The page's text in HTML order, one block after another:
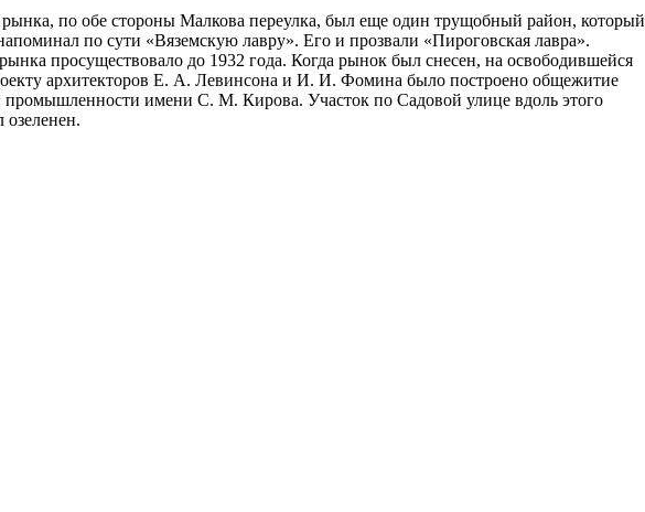
по обе стороны Малкова переулка, был еще один трущобный район, который
по сути «Вяземскую лавру». Его и прозвали «Пироговская лавра».
просуществовало до 1932 года. Когда рынок был снесен, на освободившейся
архитекторов Е. А. Левинсона и И. И. Фомина было построено общежитие
промышленности имени С. М. Кирова. Участок по Садовой улице вдоль этого